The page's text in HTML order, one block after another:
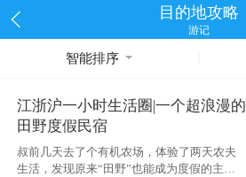
目的地攻略
游记
智能排序
江浙沪一小时生活圈|一个超浪漫的
田野度假民宿
叔前几天去了个有机农场，体验了两天农夫
生活，发现原来“田野”也能成为度假的主旋